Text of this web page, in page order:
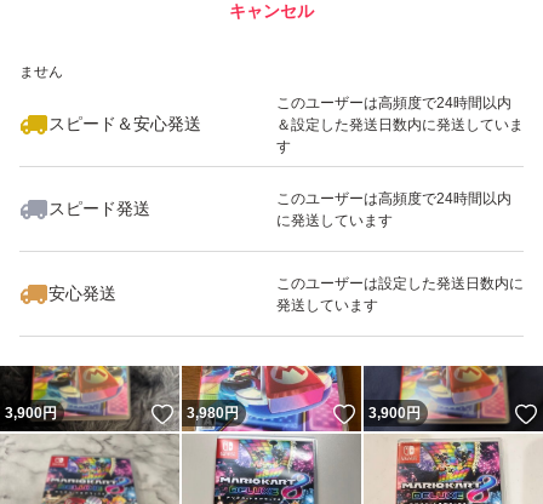
ません
スピード＆安心発送
このユーザーは高頻度で24時間以内
＆設定した発送日数内に発送していま
す
スピード発送
このユーザーは高頻度で24時間以内
に発送しています
安心発送
このユーザーは設定した発送日数内に
発送しています
キャンセル
いいね！
3,890
3,900円 いいね！
3,980円 いいね！
3,900円